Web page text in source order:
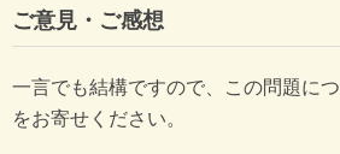
ご意見・ご感想
一言でも結構ですので、この問題に
をお寄せください。